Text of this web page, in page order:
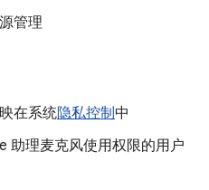
管理
在系统隐私控制中
助理麦克风使用权限的用户